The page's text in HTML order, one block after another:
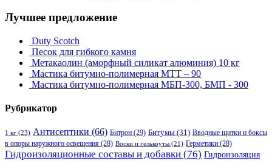
Лучшее предложение
Duty Scotch
Песок для гибкого камня
Метакаолин (аморфный силикат алюминия) 10 кг
Мастика битумно-полимерная МТТ – 90
Мастика битумно-полимерная МБП-300, БМП - 300
Рубрикатор
1 кг (23) Антисептики (66) Битрон (29) Битумы (31) Вводные щитки и боксы
в опоры наружного освещения (28) Воски и гелькоуты (21) Герметики (28)
Гидроизоляционные составы и добавки (76) Гидроизоляция